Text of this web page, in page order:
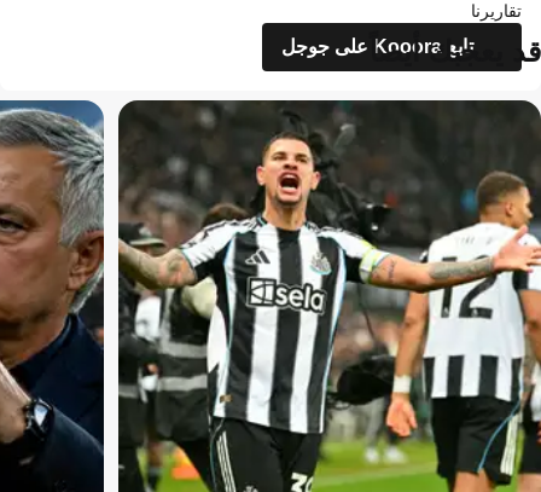
تقاريرنا
تابع Kooora على جوجل
قد يعجبك أيضاً